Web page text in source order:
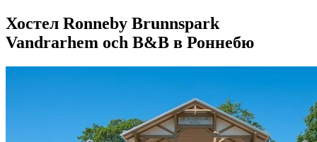
Хостел Ronneby Brunnspark
Vandrarhem och B&B в Роннебю